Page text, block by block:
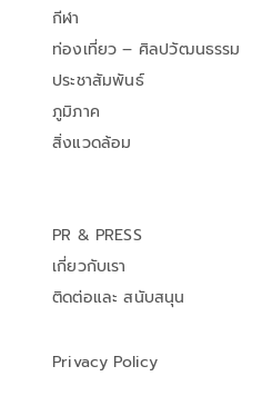
กีฬา
ท่องเที่ยว – ศิลปวัฒนธรรม
ประชาสัมพันธ์
ภูมิภาค
สิ่งแวดล้อม
PR & PRESS
เกี่ยวกับเรา
ติดต่อและ สนับสนุน
Privacy Policy